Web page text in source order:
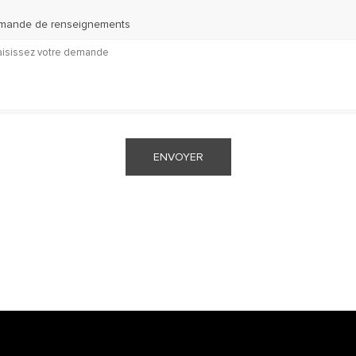
de renseignements
ENVOYER